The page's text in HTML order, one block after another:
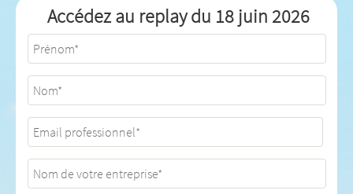
Accédez au replay du 18 juin 2026